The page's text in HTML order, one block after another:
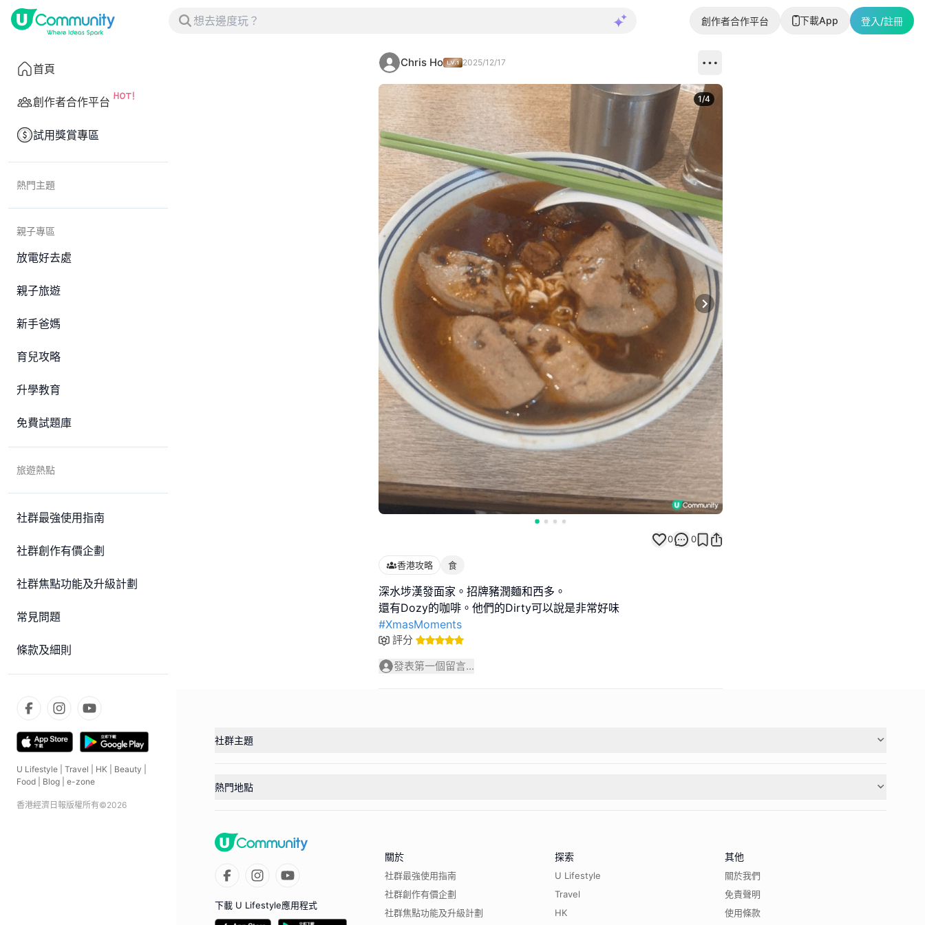
創作者合作平台 下載App 登入/註冊
首頁
創作者合作平台
試用獎賞專區
熱門主題
親子專區
放電好去處
親子旅遊
新手爸媽
育兒攻略
升學教育
免費試題庫
旅遊熱點
社群最強使用指南
社群創作有價企劃
社群焦點功能及升級計劃
常見問題
條款及細則
U Lifestyle Travel HK Beauty
Food
Blog e-zone
香港經濟日報版權所有©2026
Chris Ho 2025/12/17
Next slide
1/4
0 0
香港攻略 食
深水埗漢發面家。招牌豬潤麵和西多。
#XmasMoments
評分
發表第一個留言...
社群主題
熱門地點
下載 U Lifestyle應用程式
關於
社群最強使用指南
社群創作有價企劃
社群焦點功能及升級計劃
探索
U Lifestyle
Travel
HK
其他
關於我們
免責聲明
使用條款